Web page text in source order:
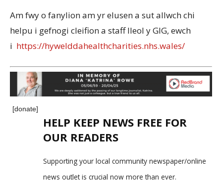
Am fwy o fanylion am yr elusen a sut allwch chi
helpu i gefnogi cleifion a staff lleol y GIG, ewch
i https://hywelddahealthcharities.nhs.wales/
[donate]
HELP KEEP NEWS FREE FOR
OUR READERS
Supporting your local community newspaper/online
news outlet is crucial now more than ever.